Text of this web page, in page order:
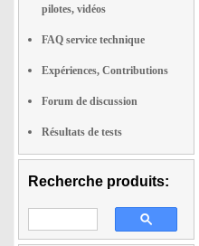
pilotes, vidéos
FAQ service technique
Expériences, Contributions
Forum de discussion
Résultats de tests
Recherche produits: